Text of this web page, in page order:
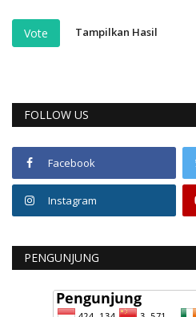
Vote Tampilkan Hasil
FOLLOW US
Facebook
Instagram
PENGUNJUNG